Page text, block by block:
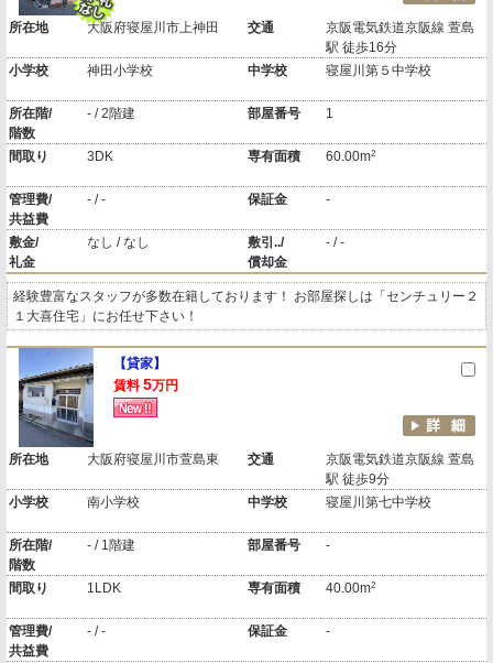
所在地 大阪府寝屋川市上神田 交通
京阪電気鉄道京阪線 萱島
駅 徒歩16分
小学校
神田小学校 中学校 寝屋川第５中学校
所在階/
階数
- / 2階建 部屋番号 1
間取り 3DK 専有面積 60.00m2
管理費/
共益費
- / - 保証金 -
敷金/
礼金
なし / なし
敷引../
償却金
- / -
経験豊富なスタッフが多数在籍しております！ お部屋探しは「センチュリー２
１大喜住宅」にお任せ下さい！
【貸家】
賃料 5万円
所在地 大阪府寝屋川市萱島東 交通
京阪電気鉄道京阪線 萱島
駅 徒歩9分
小学校
南小学校 中学校 寝屋川第七中学校
所在階/
階数
- / 1階建 部屋番号 -
間取り 1LDK 専有面積 40.00m2
管理費/
共益費
- / - 保証金 -